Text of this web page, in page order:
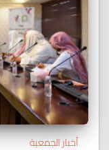
أخبار الجمعية